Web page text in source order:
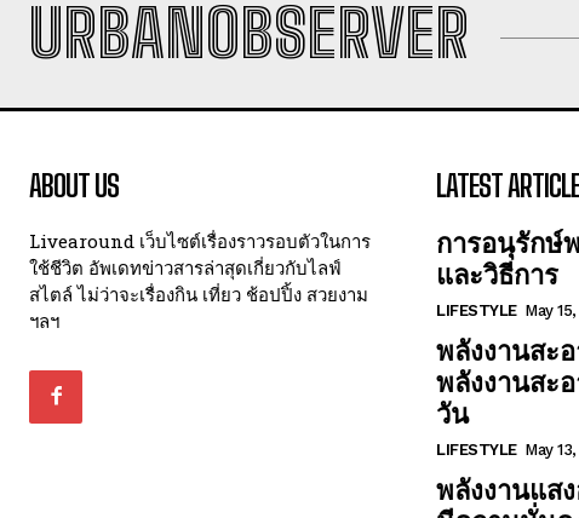
URBANOBSERVER
ABOUT US
Livearound เว็บไซต์เรื่องราวรอบตัวในการ
ใช้ชีวิต อัพเดทข่าวสารล่าสุดเกี่ยวกับไลฟ์
สไตล์ ไม่ว่าจะเรื่องกิน เที่ยว ช้อปปิ้ง สวยงาม
ฯลฯ
LATEST
การอนุรักษ์
และวิธีการ
LIFESTYLE May
พลังงานสะ
พลังงานสะ
วัน
LIFESTYLE May
พลังงานแส